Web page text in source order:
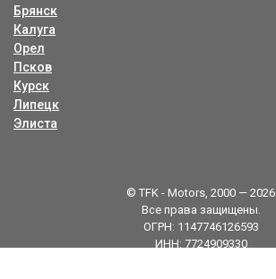
Брянск
Калуга
Орел
Псков
Курск
Липецк
Элиста
© TFK - Motors, 2000 — 2026
Все права защищены.
ОГРН: 1147746126593
ИНН: 7724909330